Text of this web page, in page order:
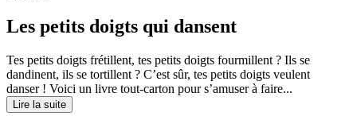
Les petits doigts qui dansent
Tes petits doigts frétillent, tes petits doigts fourmillent ? Ils se
dandinent, ils se tortillent ? C’est sûr, tes petits doigts veulent
danser ! Voici un livre tout-carton pour s’amuser à faire...
Lire la suite